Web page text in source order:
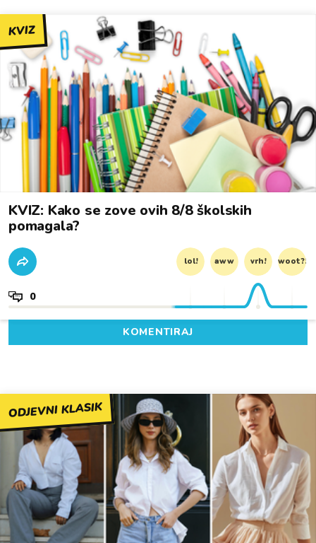
KVIZ
KVIZ: Kako se zove ovih 8/8 školskih
pomagala?
lol! aww vrh! woot?!
0
KOMENTIRAJ
ODJEVNI KLASIK